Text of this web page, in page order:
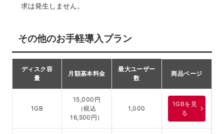
求は発生しません。
その他のお手軽導入プラン
ディスク容
量
月額基本料金
最大ユーザー
数
商品ページ
1GB
15,000円
（税込
16,500円）
1,000
1GBを見
る